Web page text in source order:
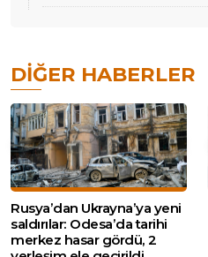
DIĞER HABERLER
Rusya’dan Ukrayna’ya yeni
saldırılar: Odesa’da tarihi
merkez hasar gördü, 2